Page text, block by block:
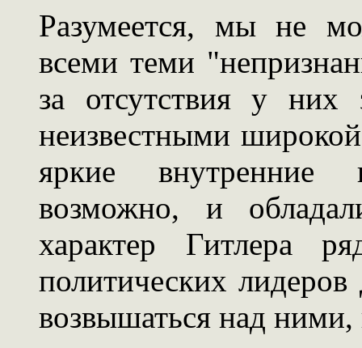
Разумеется, мы не
всеми теми
за отсутствия у них
неизвестными
яркие внутренние
возможно, и
характер Гитлера
политических лидеров
возвышаться над ними,